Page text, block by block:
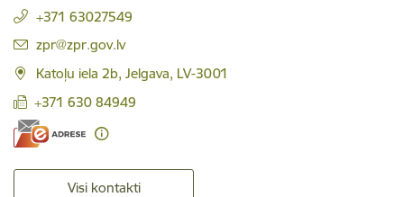
+371 63027549
E-pasts:
zpr@zpr.gov.lv
Katoļu iela 2b, Jelgava, LV-3001
+371 630 84949
Visi kontakti